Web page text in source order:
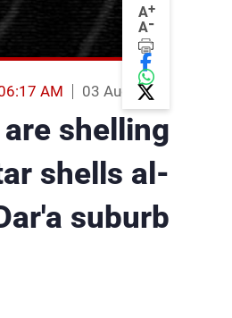
A+
A-
03 Aug 2013
AM
shelling
shells al-
suburb